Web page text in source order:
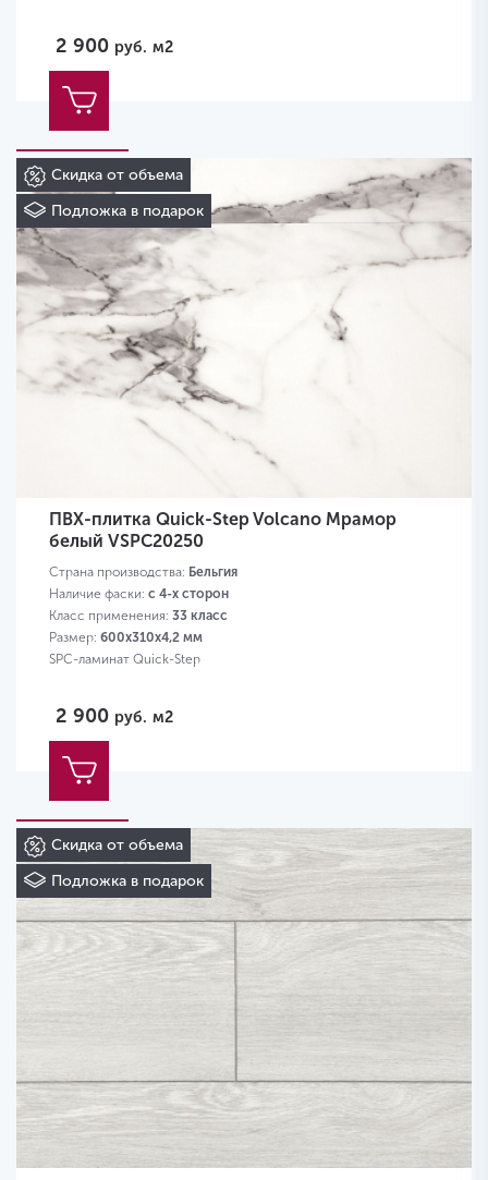
2 900 руб. м2
Скидка от объема
Подложка в подарок
ПВХ-плитка Quick-Step Volcano Мрамор
белый VSPC20250
Страна производства: Бельгия
Наличие фаски: с 4-х сторон
Класс применения: 33 класс
Размер: 600х310х4,2 мм
SPC-ламинат Quick-Step
2 900 руб. м2
Скидка от объема
Подложка в подарок